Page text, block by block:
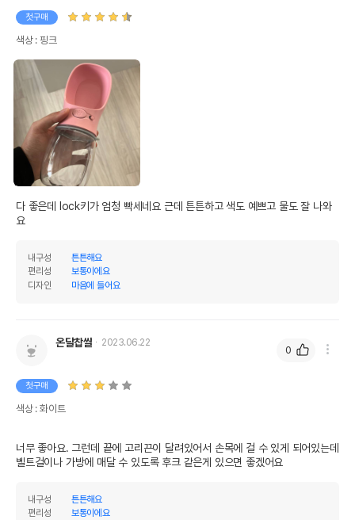
첫구매
색상 : 핑크
다 좋은데 lock키가 엄청 빡세네요 근데 튼튼하고 색도 예쁘고 물도 잘 나와
요
내구성
튼튼해요
편리성
보통이에요
디자인
마음에 들어요
온달찹쌀 2023.06.22
첫구매
색상 : 화이트
너무 좋아요. 그런데 끝에 고리끈이 달려있어서 손목에 걸 수 있게 되어있는데
벨트걸이나 가방에 매달 수 있도록 후크 같은게 있으면 좋겠어요
내구성
튼튼해요
편리성
보통이에요
0